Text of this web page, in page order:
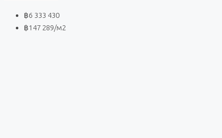
฿6 333 430
฿147 289/м2